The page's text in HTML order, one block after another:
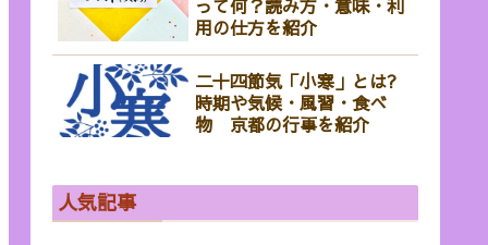
って何？読み方・意味・利
用の仕方を紹介
二十四節気「小寒」とは?
時期や気候・風習・食べ
物 京都の行事を紹介
人気記事